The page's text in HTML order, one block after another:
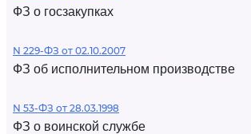
ФЗ о госзакупках
N 229-ФЗ от 02.10.2007
ФЗ об исполнительном производстве
N 53-ФЗ от 28.03.1998
ФЗ о воинской службе